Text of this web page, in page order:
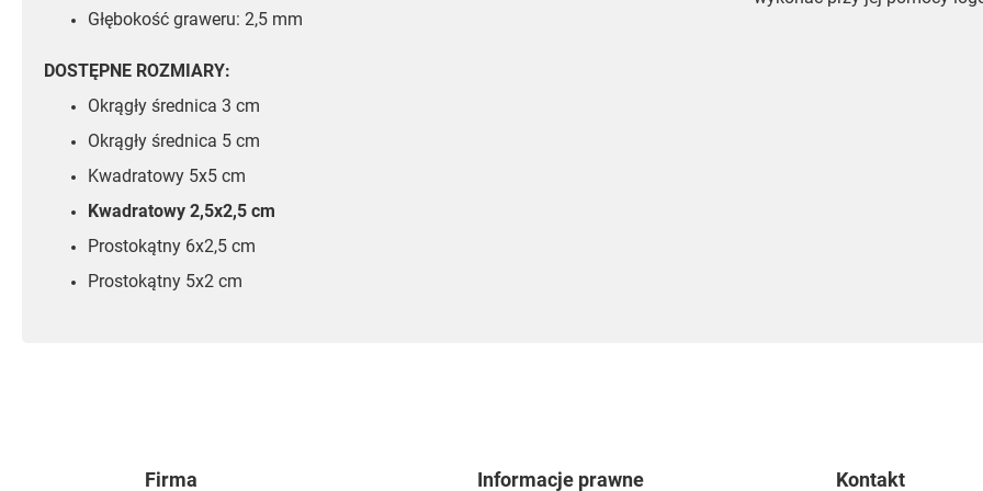
Głębokość graweru: 2,5 mm
DOSTĘPNE ROZMIARY:
Okrągły średnica 3 cm
Okrągły średnica 5 cm
Kwadratowy 5x5 cm
Kwadratowy 2,5x2,5 cm
Prostokątny 6x2,5 cm
Prostokątny 5x2 cm
Firma Informacje prawne Kontakt